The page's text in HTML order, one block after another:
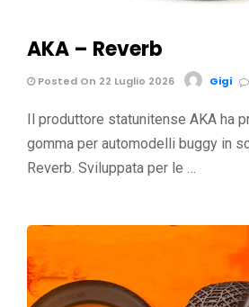
AKA – Reverb
Posted On 22 Luglio 2026 Gigi
Il produttore statunitense AKA ha
gomma per automodelli buggy in
Reverb. Sviluppata per le …